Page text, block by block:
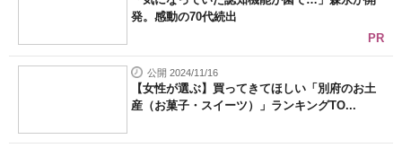
建設×テクノロジーの最前線
ちょっと気になるネットの話題
発。感動の70代続出
PR
公開 2024/11/16
【女性が選ぶ】買ってきてほしい「別府のお土
産（お菓子・スイーツ）」ランキングTO...